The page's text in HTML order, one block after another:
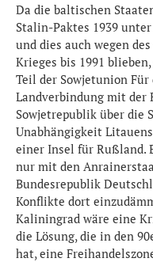
Da die baltischen
Stalin-Paktes 1939
und dies auch wegen
Krieges bis 1991
Teil der Sowjetunion
Landverbindung mit der
Sowjetrepublik über die
Unabhängigkeit
einer Insel für Rußland.
nur mit den
Bundesrepublik
Konflikte dort
Kaliningrad wäre eine
die Lösung, die in den
hat, eine